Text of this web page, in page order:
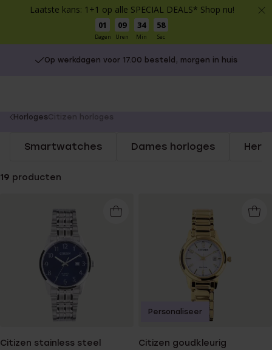
Laatste kans: 1+1 op alle SPECIAL DEALS* Shop nu!
01
Dagen
09
Uren
34
Min
57
Sec
Op werkdagen voor 17.00 besteld, morgen in huis
You
here:
HorlogesCitizen horloges
Smartwatches Dames horloges
19 producten
Citizen stainless steel
Citizen goudkleurig
Personaliseer